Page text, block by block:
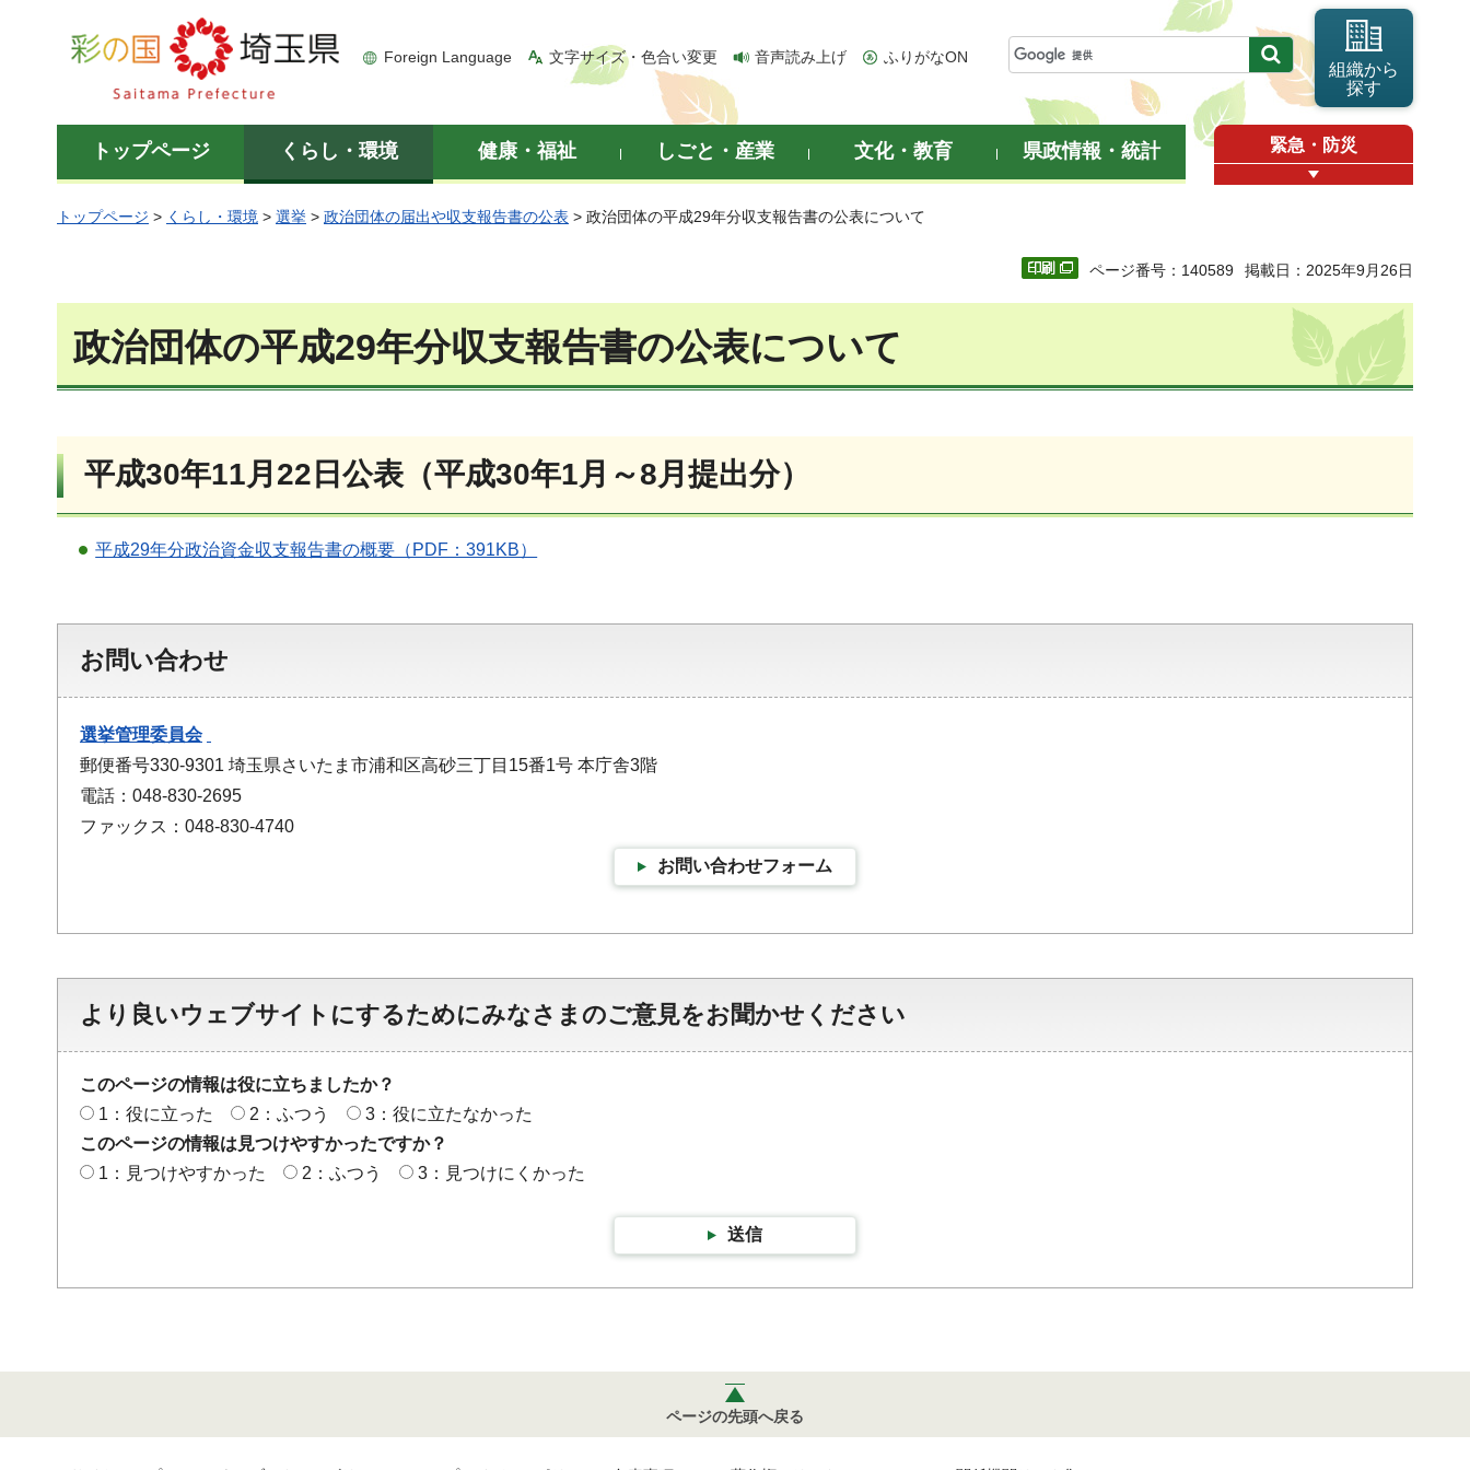
彩の国 埼玉県
Foreign Language 文字サイズ・色合い変更 音声読み上げ ふりがなON
組織から
探す
トップページ くらし・環境 健康・福祉 しごと・産業 文化・教育 県政情報・統計 緊急・防災
トップページ > くらし・環境 > 選挙 > 政治団体の届出や収支報告書の公表 > 政治団体の平成29年分収支報告書の公表について
ページ番号：140589 掲載日：2025年9月26日
政治団体の平成29年分収支報告書の公表について
平成30年11月22日公表（平成30年1月～8月提出分）
平成29年分政治資金収支報告書の概要（PDF：391KB）
お問い合わせ
選挙管理委員会
郵便番号330-9301 埼玉県さいたま市浦和区高砂三丁目15番1号 本庁舎3階
電話：048-830-2695
ファックス：048-830-4740
お問い合わせフォーム
より良いウェブサイトにするためにみなさまのご意見をお聞かせください
このページの情報は役に立ちましたか？
1：役に立った
2：ふつう
3：役に立たなかった
このページの情報は見つけやすかったですか？
1：見つけやすかった
2：ふつう 3：見つけにくかった
送信
ページの先頭へ戻る